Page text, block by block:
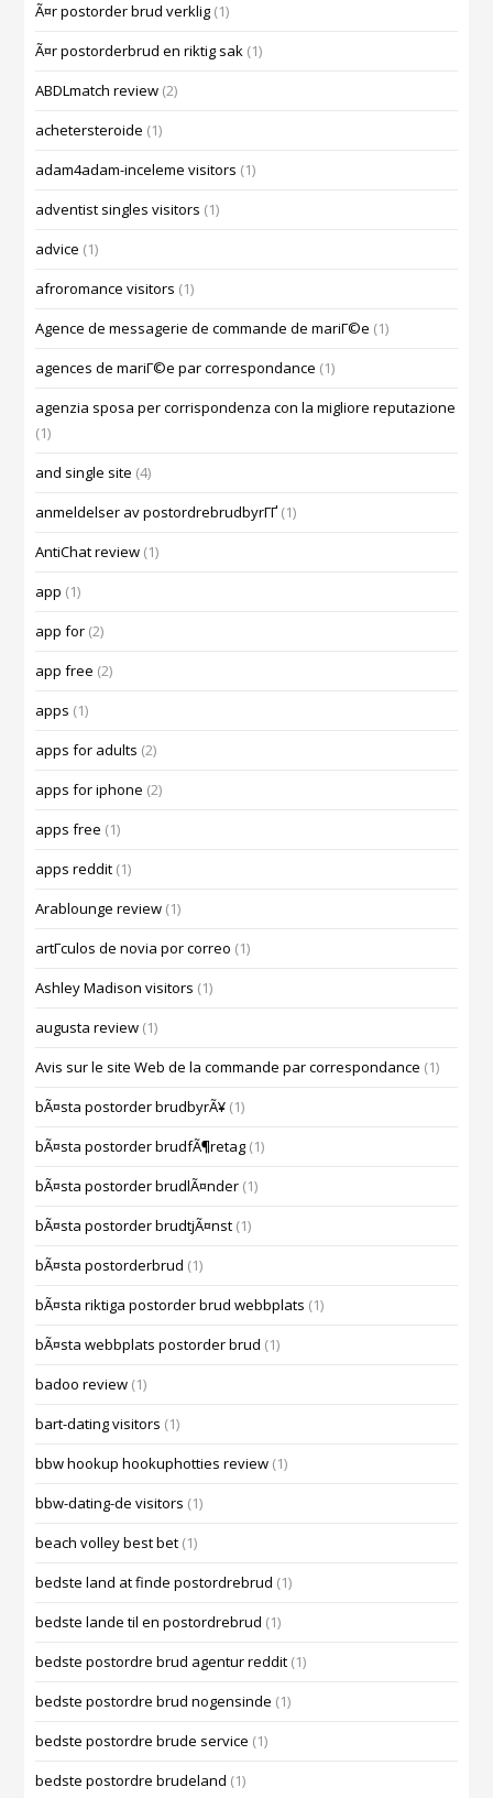
Ã¤r postorder brud verklig (1)
Ã¤r postorderbrud en riktig sak (1)
ABDLmatch review (2)
achetersteroide (1)
adam4adam-inceleme visitors (1)
adventist singles visitors (1)
advice (1)
afroromance visitors (1)
Agence de messagerie de commande de mariГ©e (1)
agences de mariГ©e par correspondance (1)
agenzia sposa per corrispondenza con la migliore reputazione
(1)
and single site (4)
anmeldelser av postordrebrudbyrГҐ (1)
AntiChat review (1)
app (1)
app for (2)
app free (2)
apps (1)
apps for adults (2)
apps for iphone (2)
apps free (1)
apps reddit (1)
Arablounge review (1)
artГ­culos de novia por correo (1)
Ashley Madison visitors (1)
augusta review (1)
Avis sur le site Web de la commande par correspondance (1)
bÃ¤sta postorder brudbyrÃ¥ (1)
bÃ¤sta postorder brudfÃ¶retag (1)
bÃ¤sta postorder brudlÃ¤nder (1)
bÃ¤sta postorder brudtjÃ¤nst (1)
bÃ¤sta postorderbrud (1)
bÃ¤sta riktiga postorder brud webbplats (1)
bÃ¤sta webbplats postorder brud (1)
badoo review (1)
bart-dating visitors (1)
bbw hookup hookuphotties review (1)
bbw-dating-de visitors (1)
beach volley best bet (1)
bedste land at finde postordrebrud (1)
bedste lande til en postordrebrud (1)
bedste postordre brud agentur reddit (1)
bedste postordre brud nogensinde (1)
bedste postordre brude service (1)
bedste postordre brudeland (1)